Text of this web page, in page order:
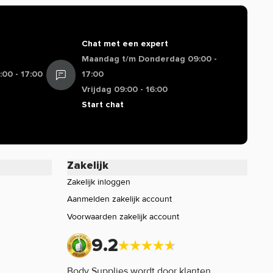
- 17:00
Chat met een expert
Maandag t/m Donderdag 09:00 -
17:00
Vrijdag 09:00 - 16:00
Start chat
Zakelijk
Zakelijk inloggen
Aanmelden zakelijk account
Voorwaarden zakelijk account
9.2